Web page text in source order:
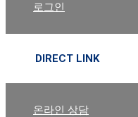
로그인
DIRECT LINK
온라인 상담